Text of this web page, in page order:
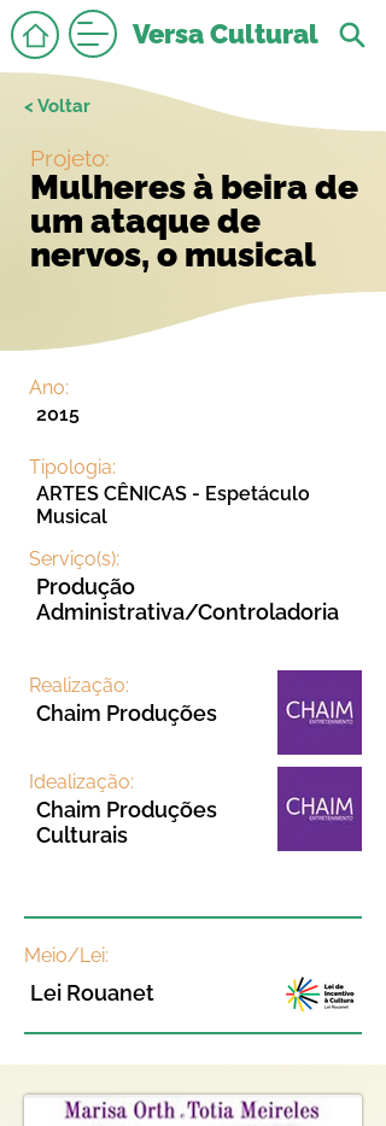
Versa Cultural
< Voltar
Projeto:
Mulheres à beira de
um ataque de
nervos, o musical
Ano:
2015
Tipologia:
ARTES CÊNICAS - Espetáculo
Musical
Serviço(s):
Produção
Administrativa/Controladoria
Realização:
Chaim Produções
Idealização:
Chaim Produções
Culturais
Meio/Lei:
Lei Rouanet